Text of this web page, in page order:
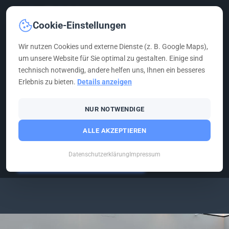
G&H GRUPPE › ELEKTROTECHNIK › MEDIENTECHNIK
Perfekte Bild- und Tonqualität für jeden Anlass
Cookie-Einstellungen
Wir nutzen Cookies und externe Dienste (z. B. Google Maps),
um unsere Website für Sie optimal zu gestalten. Einige sind
technisch notwendig, andere helfen uns, Ihnen ein besseres
Erlebnis zu bieten. Details anzeigen
NUR NOTWENDIGE
ALLE AKZEPTIEREN
Datenschutzerklärung Impressum